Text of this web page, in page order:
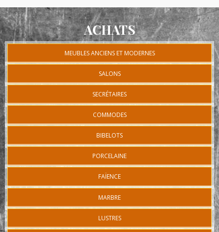
ACHATS
MEUBLES ANCIENS ET MODERNES
SALONS
SECRÉTAIRES
COMMODES
BIBELOTS
PORCELAINE
FAÏENCE
MARBRE
LUSTRES